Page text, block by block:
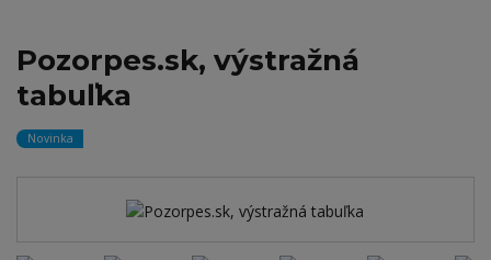
Pozorpes.sk, výstražná
tabuľka
Novinka